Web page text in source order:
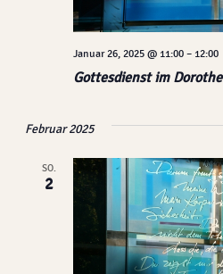
Gottesdienst im
Januar 26, 2025 @ 11:00– 12:00
Februar 2025
SO.
2